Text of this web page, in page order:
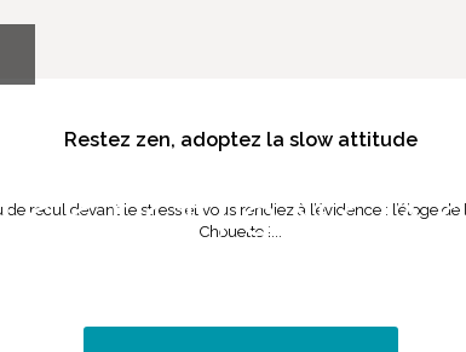
Restez zen, adoptez la slow attitude
recul devant le stress et vous rendiez à l’évidence : l’éloge
Chouette !...